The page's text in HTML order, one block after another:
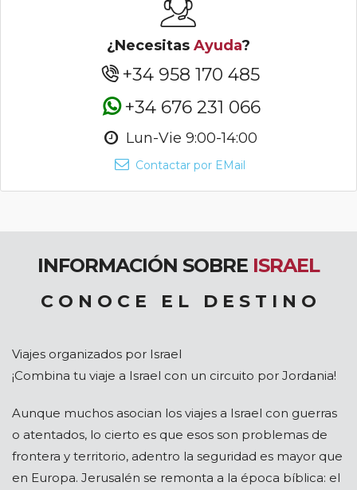
¿Necesitas Ayuda?
+34 958 170 485
+34 676 231 066
Lun-Vie 9:00-14:00
Contactar por EMail
INFORMACIÓN SOBRE ISRAEL
C O N O C E E L D E S T I N O
Viajes organizados por Israel
¡Combina tu viaje a Israel con un circuito por Jordania!
Aunque muchos asocian los viajes a Israel con guerras
o atentados, lo cierto es que esos son problemas de
frontera y territorio, adentro la seguridad es mayor que
en Europa. Jerusalén se remonta a la época bíblica: el